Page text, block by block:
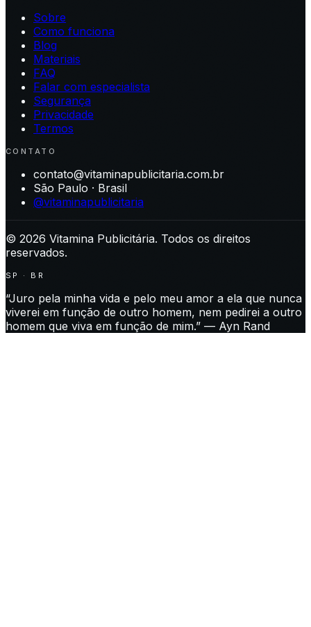
Sobre
Como funciona
Blog
Materiais
FAQ
Falar com especialista
Segurança
Privacidade
Termos
CONTATO
contato@vitaminapublicitaria.com.br
São Paulo · Brasil
@vitaminapublicitaria
© 2026 Vitamina Publicitária. Todos os direitos
reservados.
SP · BR
“Juro pela minha vida e pelo meu amor a ela que nunca
viverei em função de outro homem, nem pedirei a outro
homem que viva em função de mim.” — Ayn Rand